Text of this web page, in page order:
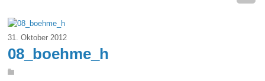
31. Oktober 2012
08_boehme_h